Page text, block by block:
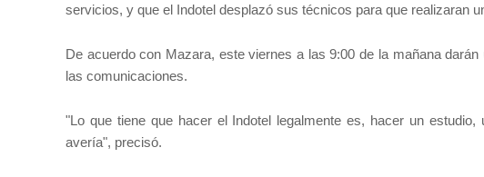
servicios, y que el Indotel desplazó sus técnicos para que realizaran
De acuerdo con Mazara, este viernes a las 9:00 de la mañana
las comunicaciones.
"Lo que tiene que hacer el Indotel legalmente es, hacer un
avería", precisó.